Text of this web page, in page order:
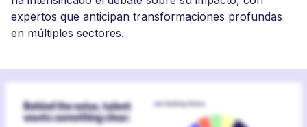
expertos que anticipan transformaciones profundas
en múltiples sectores.